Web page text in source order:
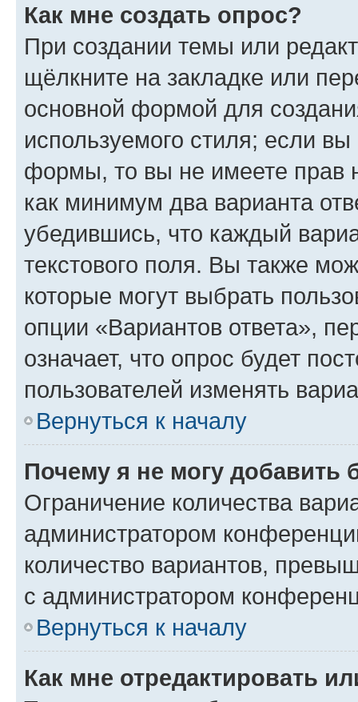
Как мне создать опрос?
При создании темы или
щёлкните на закладке или
основной формой для
используемого стиля; если
формы, то вы не имеете прав
как минимум два варианта
убедившись, что каждый
текстового поля. Вы также
которые могут выбрать
опции «Вариантов ответа»,
означает, что опрос будет
пользователей изменять
Вернуться к началу
Почему я не могу добавить
Ограничение количества
администратором
количество вариантов,
с администратором
Вернуться к началу
Как мне отредактировать